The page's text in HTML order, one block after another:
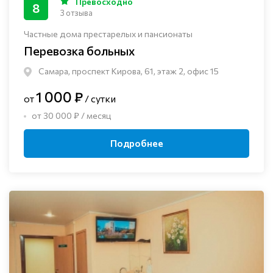
Частные дома престарелых и пансионаты
Перевозка больных
Самара, проспект Кирова, 61, этаж 2, офис 15
8 3 отзыва
от1 000 ₽ / сутки
от 30 000 ₽ / месяц
Подробнее